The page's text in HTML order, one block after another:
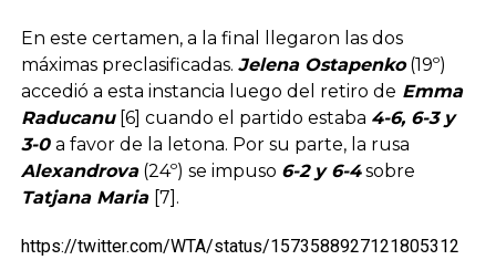
En este certamen, a la final llegaron las dos
máximas preclasificadas. Jelena Ostapenko(19º)
accedió a esta instancia luego del retiro de Emma
Raducanu[6] cuando el partido estaba 4-6, 6-3 y
3-0 a favor de la letona. Por su parte, la rusa
Alexandrova(24º) se impuso 6-2 y 6-4sobre
Tatjana Maria [7].
https://twitter.com/WTA/status/1573588927121805312